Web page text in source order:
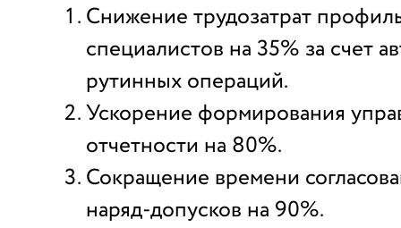
Снижение трудозатрат
специалистов на 35% за счет
рутинных операций.
Ускорение формирования
отчетности на 80%.
Сокращение времени
наряд-допусков на 90%.